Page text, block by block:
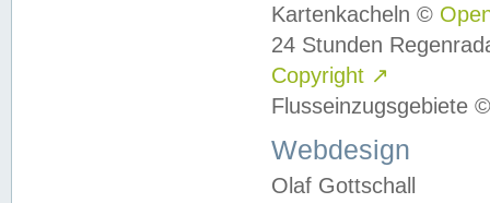
Kartenkacheln ©
24 Stunden
Copyright ↗
Flusseinzugsgebiete
Webdesign
Olaf Gottschall